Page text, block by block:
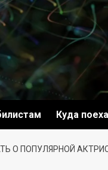
Куда
О ПОПУЛЯРНОЙ